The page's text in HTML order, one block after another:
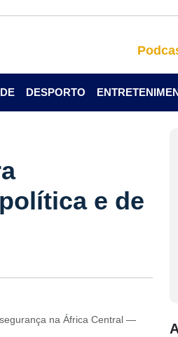
DESPORTO
e de
na África Central —